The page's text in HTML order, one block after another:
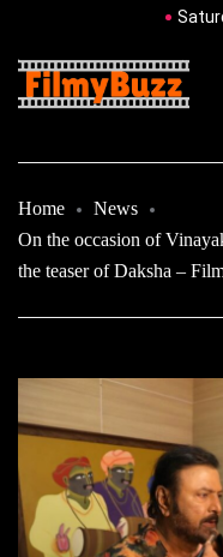
Home
News
On the occasion of
the teaser of Daksha –